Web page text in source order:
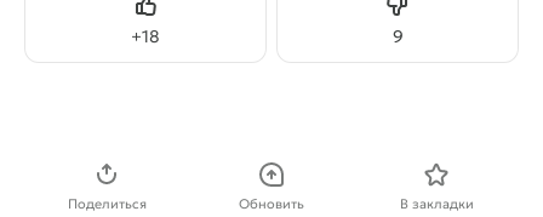
+18
Нравится 9Не нравится
Поделиться Обновить В закладки